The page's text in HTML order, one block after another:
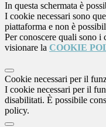
In questa schermata è
I cookie necessari sono
piattaforma e non è
Per conoscere quali sono i
visionare la COOKIE
Cookie necessari per il
I cookie necessari per il
disabilitati. È possibile
policy.